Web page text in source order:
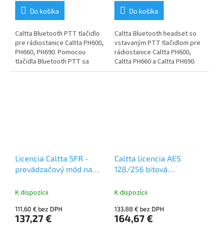
Do košíka
Caltta Bluetooth PTT tlačidlo
pre rádiostanice Caltta PH600,
PH660, PH690. Pomocou
tlačidla Bluetooth PTT sa
nemusíte dotknúť tlačidla PTT
začať vysielať.
Do košíka
Caltta Bluetooth headset so
vstavaným PTT tlačidlom pre
rádiostanice Caltta PH600,
Caltta PH660 a Caltta PH690.
Licencia Caltta SFR -
prevádzačový mód na
PH690, PM790
K dispozícii
111,60 € bez DPH
137,27 €
Caltta licencia AES
128/256 bitová
K dispozícii
133,88 € bez DPH
164,67 €